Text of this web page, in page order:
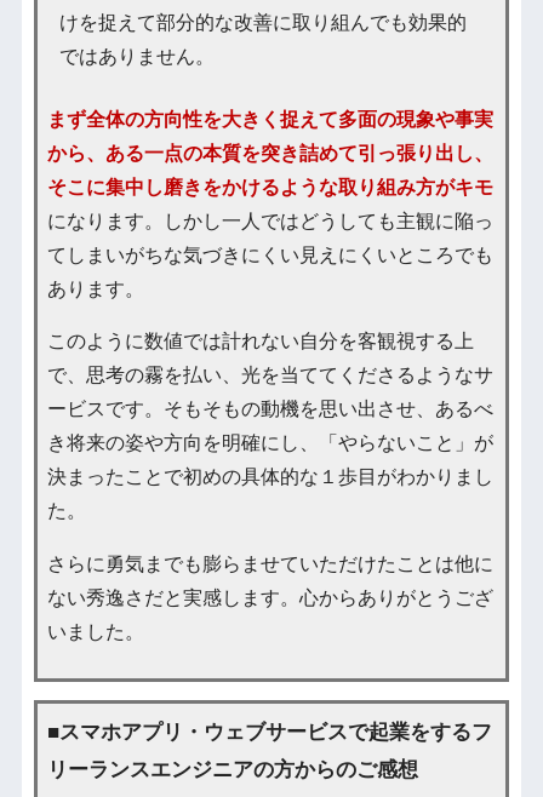
けを捉えて部分的な改善に取り組んでも効果的
ではありません。
まず全体の方向性を大きく捉えて多面の現象や事実
から、ある一点の本質を突き詰めて引っ張り出し、
そこに集中し磨きをかけるような取り組み方がキモ
になります。しかし一人ではどうしても主観に陥っ
てしまいがちな気づきにくい見えにくいところでも
あります。
このように数値では計れない自分を客観視する上
で、思考の霧を払い、光を当ててくださるようなサ
ービスです。そもそもの動機を思い出させ、あるべ
き将来の姿や方向を明確にし、「やらないこと」が
決まったことで初めの具体的な１歩目がわかりまし
た。
さらに勇気までも膨らませていただけたことは他に
ない秀逸さだと実感します。心からありがとうござ
いました。
■スマホアプリ・ウェブサービスで起業をするフ
リーランスエンジニアの方からのご感想